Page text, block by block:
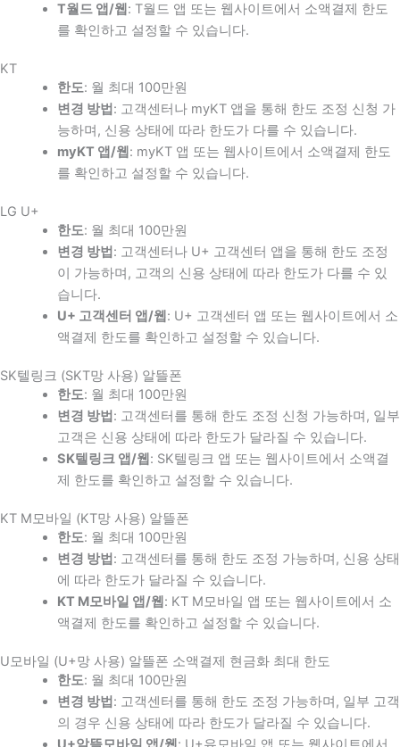
T월드 앱/웹 : T월드 앱 또는 웹사이트에서 소액결제 한도
를 확인하고 설정할 수 있습니다.
KT
한도: 월 최대 100만원
변경 방법 : 고객센터나 myKT 앱을 통해 한도 조정 신청 가
능하며, 신용 상태에 따라 한도가 다를 수 있습니다.
myKT 앱/웹 : myKT 앱 또는 웹사이트에서 소액결제 한도
를 확인하고 설정할 수 있습니다.
LG U+
한도: 월 최대 100만원
변경 방법 : 고객센터나 U+ 고객센터 앱을 통해 한도 조정
이 가능하며, 고객의 신용 상태에 따라 한도가 다를 수 있
습니다.
U+ 고객센터 앱/웹 : U+ 고객센터 앱 또는 웹사이트에서 소
액결제 한도를 확인하고 설정할 수 있습니다.
SK텔링크 (SKT망 사용) 알뜰폰
한도: 월 최대 100만원
변경 방법 : 고객센터를 통해 한도 조정 신청 가능하며, 일부
고객은 신용 상태에 따라 한도가 달라질 수 있습니다.
SK텔링크 앱/웹 : SK텔링크 앱 또는 웹사이트에서 소액결
제 한도를 확인하고 설정할 수 있습니다.
KT M모바일 (KT망 사용) 알뜰폰
한도: 월 최대 100만원
변경 방법 : 고객센터를 통해 한도 조정 가능하며, 신용 상태
에 따라 한도가 달라질 수 있습니다.
KT M모바일 앱/웹 : KT M모바일 앱 또는 웹사이트에서 소
액결제 한도를 확인하고 설정할 수 있습니다.
U모바일 (U+망 사용) 알뜰폰 소액결제 현금화 최대 한도
한도: 월 최대 100만원
변경 방법 : 고객센터를 통해 한도 조정 가능하며, 일부 고객
의 경우 신용 상태에 따라 한도가 달라질 수 있습니다.